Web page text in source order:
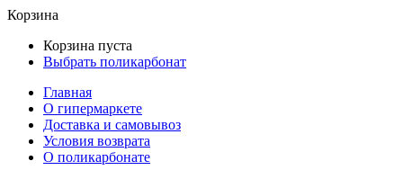
Корзина
Корзина пуста
Выбрать поликарбонат
Главная
О гипермаркете
Доставка и самовывоз
Условия возврата
О поликарбонате